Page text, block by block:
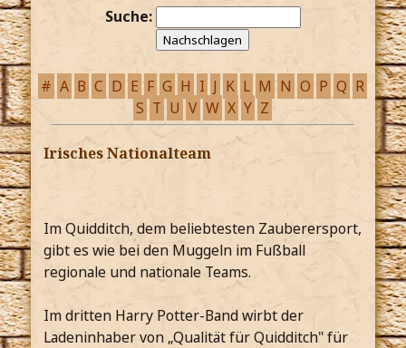
Suche:
# A B C D E F G H I J K L M N O P Q R
S T U V W X Y Z
Irisches Nationalteam
Im Quidditch, dem beliebtesten Zauberersport,
gibt es wie bei den Muggeln im Fußball
regionale und nationale Teams.
Im dritten Harry Potter-Band wirbt der
Ladeninhaber von „Qualität für Quidditch" für